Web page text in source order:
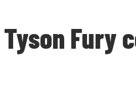
Tyson Fury